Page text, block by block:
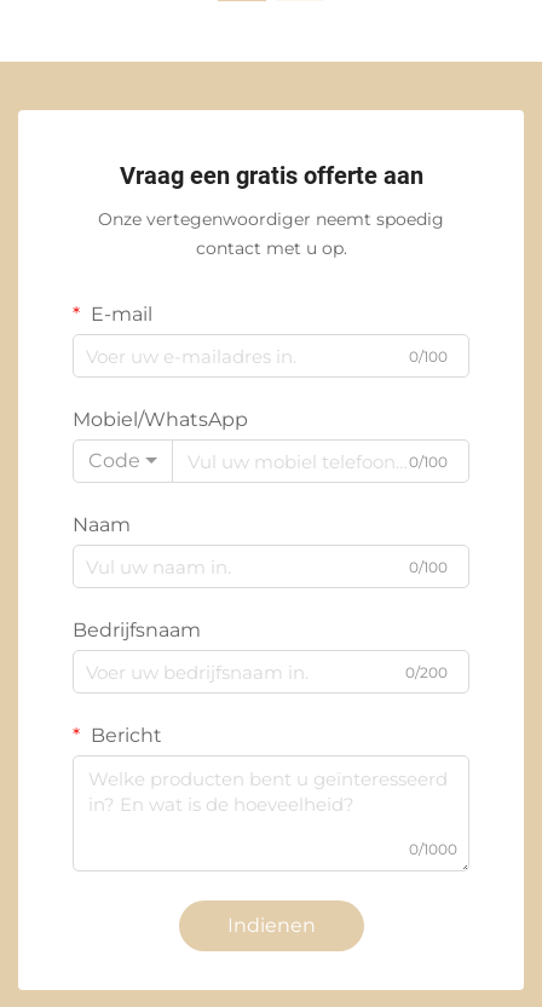
Vraag een gratis offerte aan
Onze vertegenwoordiger neemt spoedig
contact met u op.
E-mail
0/100
Mobiel/WhatsApp
Code
0/100
Naam
0/100
Bedrijfsnaam
0/200
Bericht
0/1000
Indienen